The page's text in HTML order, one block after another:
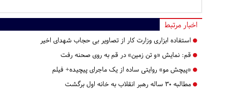
اخبار مرتبط
استفاده ابزاری وزارت کار از تصاویر بی حجاب شهدای اخیر
قم: ​​​​​​​نمایش «و تن زمین» در قم به روی صحنه رفت
«پیچش مو» روایتی ساده از یک ماجرای پیچیده+ فیلم
مطالبه ۳۰ ساله رهبر انقلاب به خانه اول برگشت